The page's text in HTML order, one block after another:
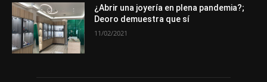
¿Abrir una joyería en plena pandemia?;
Deoro demuestra que sí
11/02/2021